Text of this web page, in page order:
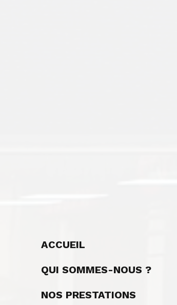
ACCUEIL
QUI SOMMES-NOUS ?
NOS PRESTATIONS